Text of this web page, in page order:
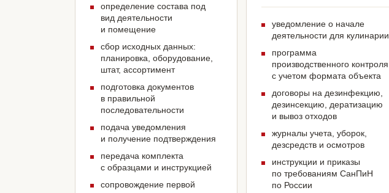
определение состава под
вид деятельности
и помещение
сбор исходных данных:
планировка, оборудование,
штат, ассортимент
подготовка документов
в правильной
последовательности
подача уведомления
и получение подтверждения
передача комплекта
с образцами и инструкцией
сопровождение первой
уведомление о начале
деятельности для кулинарии
программа
производственного контроля
с учетом формата объекта
договоры на дезинфекцию,
дезинсекцию, дератизацию
и вывоз отходов
журналы учета, уборок,
дезсредств и осмотров
инструкции и приказы
по требованиям СанПиН
по России